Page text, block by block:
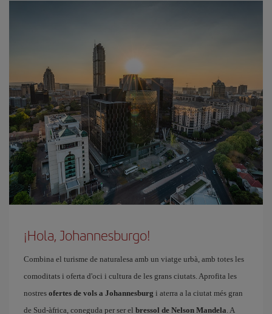
¡Hola, Johannesburgo!
Combina el turisme de naturalesa amb un viatge urbà, amb totes les
comoditats i oferta d'oci i cultura de les grans ciutats. Aprofita les
nostres ofertes de vols a Johannesburg i aterra a la ciutat més gran
de Sud-àfrica, coneguda per ser el bressol de Nelson Mandela. A